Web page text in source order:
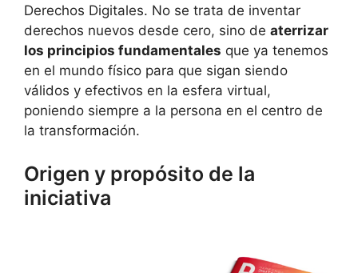
Derechos Digitales. No se trata de inventar
derechos nuevos desde cero, sino de aterrizar
los principios fundamentales que ya tenemos
en el mundo físico para que sigan siendo
válidos y efectivos en la esfera virtual,
poniendo siempre a la persona en el centro de
la transformación.
Origen y propósito de la
iniciativa